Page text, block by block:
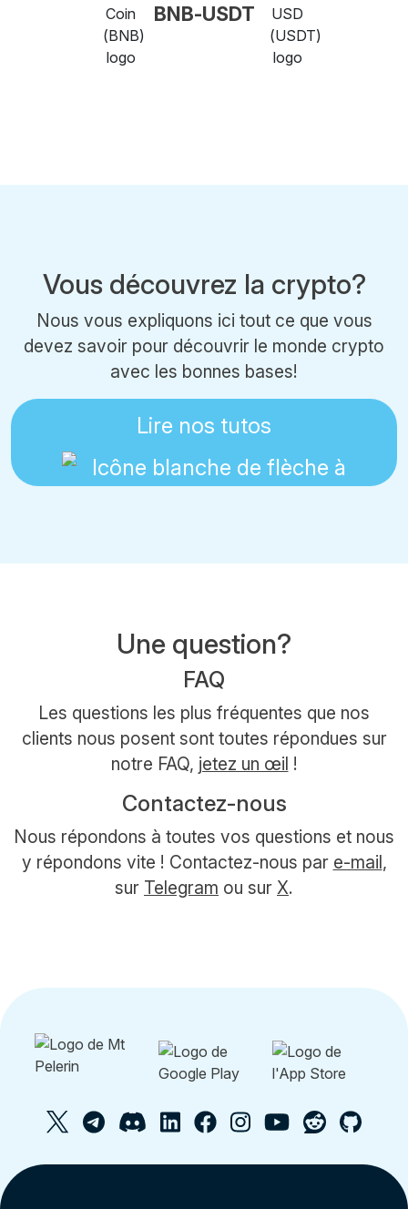
BNB-USDT
Vous découvrez la crypto?
Nous vous expliquons ici tout ce que vous
devez savoir pour découvrir le monde crypto
avec les bonnes bases!
Lire nos tutos
Une question?
FAQ
Les questions les plus fréquentes que nos
clients nous posent sont toutes répondues sur
notre FAQ, jetez un œil !
Contactez-nous
Nous répondons à toutes vos questions et nous
y répondons vite ! Contactez-nous par e-mail,
sur Telegram ou sur X.